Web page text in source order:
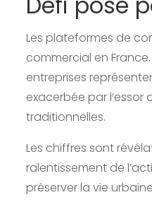
Les plateformes de
commercial en
entreprises
exacerbée par
traditionnelles.
Les chiffres sont
ralentissement de
préserver la vie